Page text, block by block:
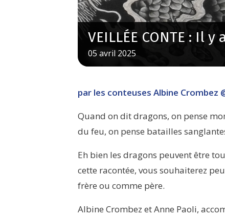
VEILLÉE CONTE : Il
05 avril 2025
par les conteuses Albine Crombez
Quand on dit dragons, on pense
du feu, on pense batailles
Eh bien les dragons peuvent être
cette racontée, vous souhaiterez
frère ou comme père.
Albine Crombez et Anne Paoli,